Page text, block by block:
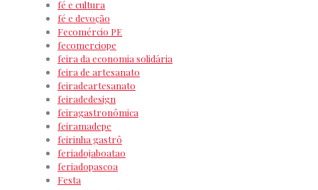
fé e cultura
fé e devoção
Fecomércio PE
fecomerciope
feira da economia solidária
feira de artesanato
feiradeartesanato
feiradedesign
feiragastronômica
feiramadepe
feirinha gastrô
feriadojaboatao
feriadopascoa
Festa